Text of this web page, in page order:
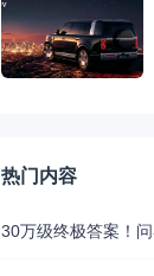
热门内容